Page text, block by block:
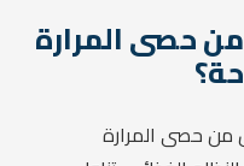
حصى المرارة
من حصى المرارة